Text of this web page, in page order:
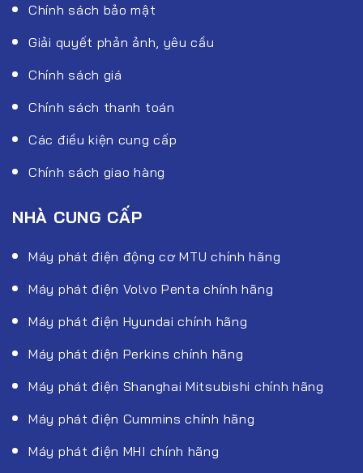
Chính sách bảo mật
Giải quyết phản ảnh, yêu cầu
Chính sách giá
Chính sách thanh toán
Các điều kiện cung cấp
Chính sách giao hàng
NHÀ CUNG CẤP
Máy phát điện động cơ MTU chính hãng
Máy phát điện Volvo Penta chính hãng
Máy phát điện Hyundai chính hãng
Máy phát điện Perkins chính hãng
Máy phát điện Shanghai Mitsubishi chính hãng
Máy phát điện Cummins chính hãng
Máy phát điện MHI chính hãng